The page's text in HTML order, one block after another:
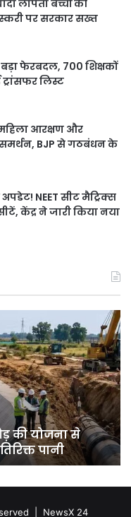
लापता बच्चों की
पर सरकार सख्त
बड़ा फेरबदल, 700 शिक्षकों
लिस्ट
आरक्षण और
BJP से गठबंधन के
अपडेट! NEET सीट मैट्रिक्स
केंद्र ने जारी किया नया
ने तोड़ा 15 साल का
गुरुग्राम में आज रेड अलर्ट
| NewsX 24